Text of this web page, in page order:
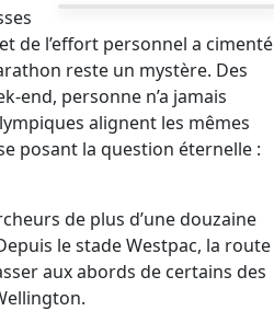
de l’effort personnel a cimenté
reste un mystère. Des
end, personne n’a jamais
alignent les mêmes
posant la question éternelle :
de plus d’une douzaine
le stade Westpac, la route
aux abords de certains des